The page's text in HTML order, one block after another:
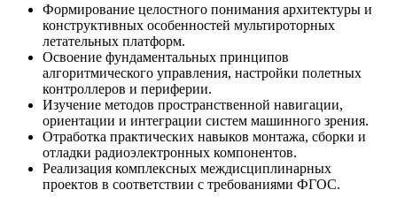
Формирование целостного понимания архитектуры и
конструктивных особенностей мультироторных
летательных платформ.
Освоение фундаментальных принципов
алгоритмического управления, настройки полетных
контроллеров и периферии.
Изучение методов пространственной навигации,
ориентации и интеграции систем машинного зрения.
Отработка практических навыков монтажа, сборки и
отладки радиоэлектронных компонентов.
Реализация комплексных междисциплинарных
проектов в соответствии с требованиями ФГОС.